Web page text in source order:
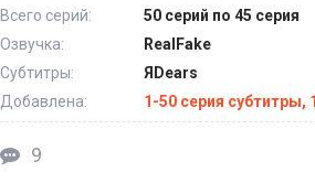
Всего серий:
50 серий по 45 серия
Озвучка:
RealFake
Субтитры:
ЯDears
Добавлена:
1-50 серия субтитры,
9